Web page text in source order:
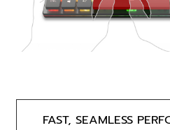
FAST, SEAMLESS